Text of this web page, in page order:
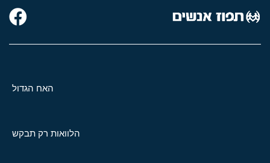
האח הגדול
הלוואות רק תבקש